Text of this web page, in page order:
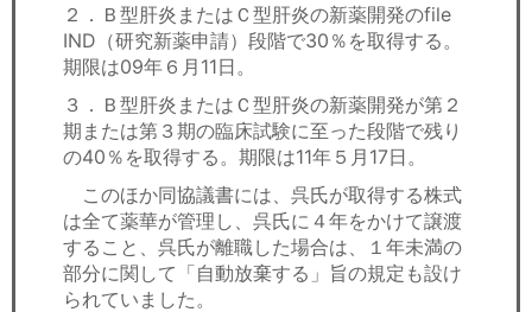
２．Ｂ型肝炎またはＣ型肝炎の新薬開発のfile
IND（研究新薬申請）段階で30％を取得する。
期限は09年６月11日。
３．Ｂ型肝炎またはＣ型肝炎の新薬開発が第２
期または第３期の臨床試験に至った段階で残り
の40％を取得する。期限は11年５月17日。
このほか同協議書には、呉氏が取得する株式
は全て薬華が管理し、呉氏に４年をかけて譲渡
すること、呉氏が離職した場合は、１年未満の
部分に関して「自動放棄する」旨の規定も設け
られていました。